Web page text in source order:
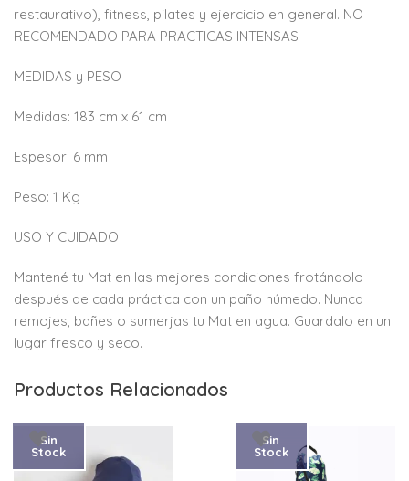
restaurativo), fitness, pilates y ejercicio en general. NO
RECOMENDADO PARA PRACTICAS INTENSAS
MEDIDAS y PESO
Medidas: 183 cm x 61 cm
Espesor: 6 mm
Peso: 1 Kg
USO Y CUIDADO
Mantené tu Mat en las mejores condiciones frotándolo
después de cada práctica con un paño húmedo. Nunca
remojes, bañes o sumerjas tu Mat en agua. Guardalo en un
lugar fresco y seco.
Productos Relacionados
Sin
Stock
Sin
Stock